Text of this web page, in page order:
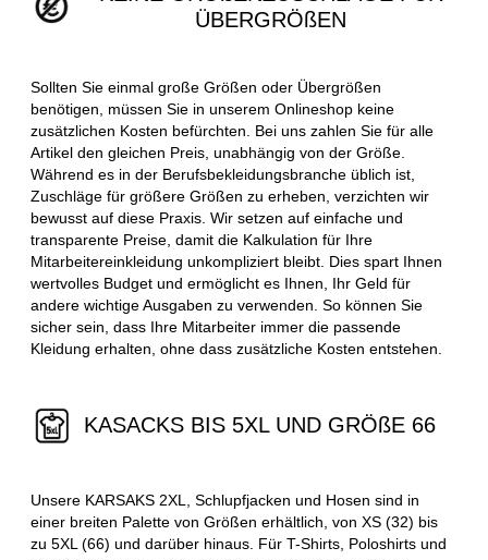
ÜBERGRÖßEN
Sollten Sie einmal große Größen oder Übergrößen
benötigen, müssen Sie in unserem Onlineshop keine
zusätzlichen Kosten befürchten. Bei uns zahlen Sie für alle
Artikel den gleichen Preis, unabhängig von der Größe.
Während es in der Berufsbekleidungsbranche üblich ist,
Zuschläge für größere Größen zu erheben, verzichten wir
bewusst auf diese Praxis. Wir setzen auf einfache und
transparente Preise, damit die Kalkulation für Ihre
Mitarbeitereinkleidung unkompliziert bleibt. Dies spart Ihnen
wertvolles Budget und ermöglicht es Ihnen, Ihr Geld für
andere wichtige Ausgaben zu verwenden. So können Sie
sicher sein, dass Ihre Mitarbeiter immer die passende
Kleidung erhalten, ohne dass zusätzliche Kosten entstehen.
KASACKS BIS 5XL UND GRÖßE 66
Unsere KARSAKS 2XL, Schlupfjacken und Hosen sind in
einer breiten Palette von Größen erhältlich, von XS (32) bis
zu 5XL (66) und darüber hinaus. Für T-Shirts, Poloshirts und